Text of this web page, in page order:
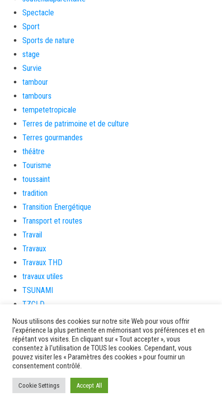
Spectacle
Sport
Sports de nature
stage
Survie
tambour
tambours
tempetetropicale
Terres de patrimoine et de culture
Terres gourmandes
théâtre
Tourisme
toussaint
tradition
Transition Energétique
Transport et routes
Travail
Travaux
Travaux THD
travaux utiles
TSUNAMI
TZCLD
uncategorized
Venir en Martinique
Video
vidététladjéko
Viechere
Nous utilisons des cookies sur notre site Web pour vous offrir
l'expérience la plus pertinente en mémorisant vos préférences et en
répétant vos visites. En cliquant sur « Tout accepter », vous
consentez à l'utilisation de TOUS les cookies. Cependant, vous
pouvez visiter les « Paramètres des cookies » pour fournir un
consentement contrôlé.
Cookie Settings Accept All